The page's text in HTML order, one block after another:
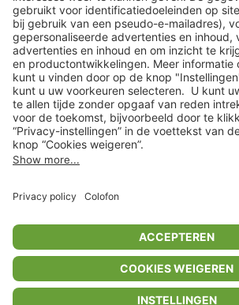
Shop
Acties
limango.de limango.pl
** Alle prijsopgaven zijn inclusief belasting en